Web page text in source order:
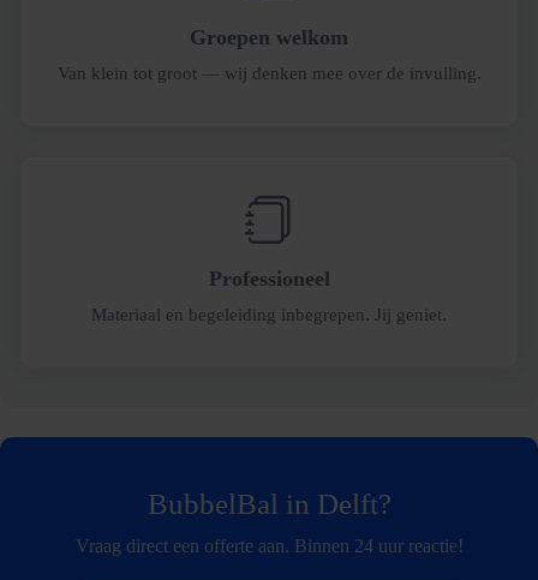
Groepen welkom
Van klein tot groot — wij denken mee over de invulling.
Professioneel
Materiaal en begeleiding inbegrepen. Jij geniet.
BubbelBal in Delft?
Vraag direct een offerte aan. Binnen 24 uur reactie!